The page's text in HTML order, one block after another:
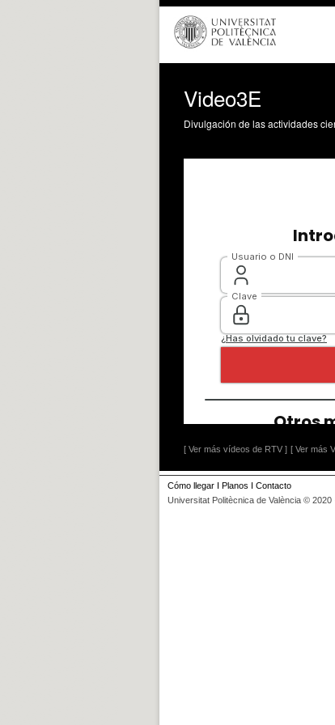
Video3E
Divulgación de las actividades
[ Ver más vídeos de RTV ] [ Ver más
Cómo llegar I Planos I Contacto
Universitat Politècnica de València © 2020